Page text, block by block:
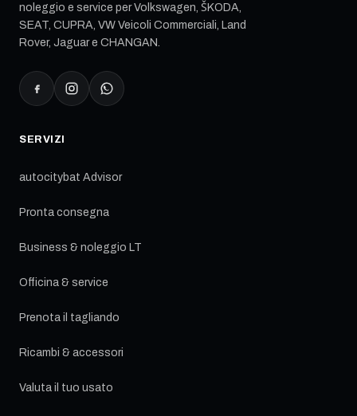
noleggio e service per Volkswagen, ŠKODA,
SEAT, CUPRA, VW Veicoli Commerciali, Land
Rover, Jaguar e CHANGAN.
SERVIZI
autocitybat Advisor
Pronta consegna
Business & noleggio LT
Officina & service
Prenota il tagliando
Ricambi & accessori
Valuta il tuo usato